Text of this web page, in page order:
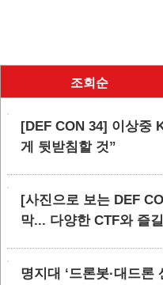
조회순
[DEF CON 34] 이상중
게 뒷받침할 것”
[사진으로 보는 DEF
막... 다양한 CTF와 즐
명지대 ‘드론봇·대드